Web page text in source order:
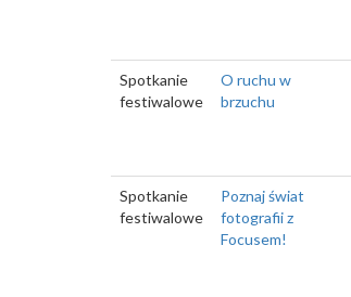
Spotkanie
festiwalowe
O ruchu w
brzuchu
Spotkanie
festiwalowe
Poznaj świat
fotografii z
Focusem!